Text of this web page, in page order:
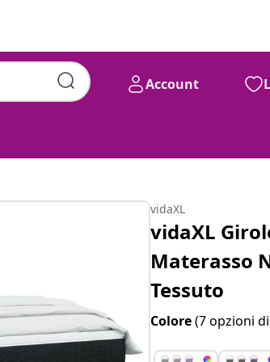
Account
vidaXL
vidaXL
Materasso
Tessuto
Colore(7 opzioni